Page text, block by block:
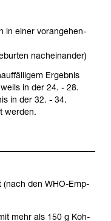
in einer vor­an­ge­hen­
nach­ein­an­der)
Ergeb­nis
in der 24. - 28.
in der 32. - 34.
wer­den.
(nach den WHO-​Emp­
mehr als 150 g Koh­